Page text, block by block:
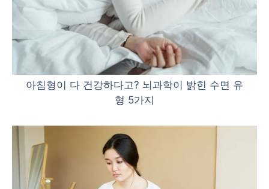
아침형이 다 건강하다고? 뇌과학이 밝힌 수면 유
형 5가지